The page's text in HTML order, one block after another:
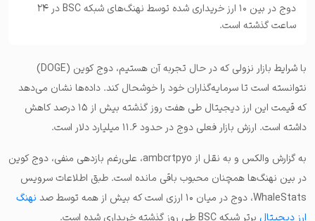
دوج در بین ۱۰ ارز خریداری شده توسط نهنگ‌های شبکه BSC در ۲۴
ساعت گذشته است.
با شرایط بازار نزولی که در حال تجربه آن هستیم، دوج کوین (DOGE)
نتوانسته است تا سرمایه‌گذاران خود را خوشحال کند. داده‌ها نشان می‌دهد
که قیمت این ارز دیجیتال طی هفت روز گذشته بیش از ۱۵ درصد کاهش
داشته است. ارزش بازار فعلی دوج در حدود ۱۱.۶ میلیارد دلار است.
به گزارش والکس و به نقل از ambcrtpyo، علی‌رغم بازدهی منفی، دوج کوین
در بین نهنگ‌ها همچنان محبوب باقی مانده است. طبق اطلاعات سرویس
WhaleStats، دوج در میان ۱۰ ارزی است که بیش از همه توسط صد
نهنگ
ارز دیجیتال برتر شبکه BSC طی روز گذشته خریداری شده است.